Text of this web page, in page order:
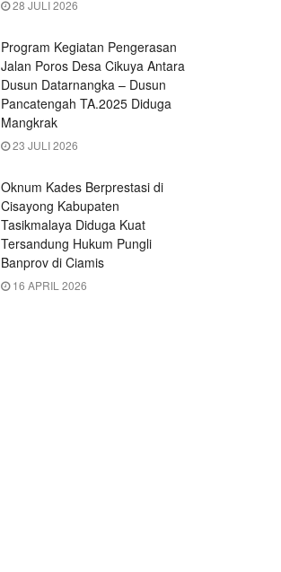
28 JULI 2026
Program Kegiatan Pengerasan
Jalan Poros Desa Cikuya Antara
Dusun Datarnangka – Dusun
Pancatengah TA.2025 Diduga
Mangkrak
23 JULI 2026
Oknum Kades Berprestasi di
Cisayong Kabupaten
Tasikmalaya Diduga Kuat
Tersandung Hukum Pungli
Banprov di Ciamis
16 APRIL 2026